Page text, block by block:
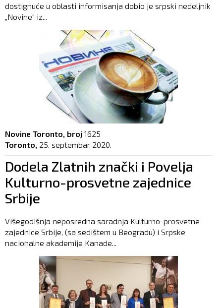
dostignuće u oblasti informisanja dobio je srpski nedeljnik
„Novine“ iz...
Novine Toronto, broj 1625
Toronto, 25. septembar 2020.
Dodela Zlatnih znački i Povelja
Kulturno-prosvetne zajednice
Srbije
Višegodišnja neposredna saradnja Kulturno-prosvetne
zajednice Srbije, (sa sedištem u Beogradu) i Srpske
nacionalne akademije Kanade...